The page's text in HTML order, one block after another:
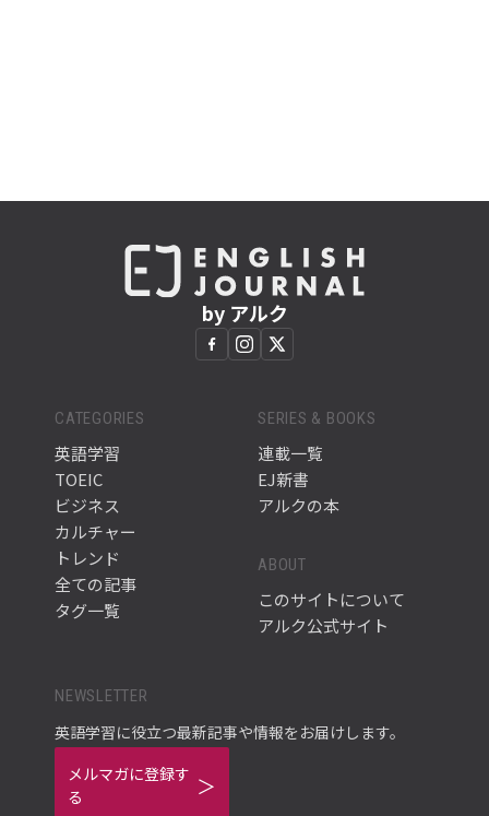
by アルク
CATEGORIES
英語学習
TOEIC
ビジネス
カルチャー
トレンド
全ての記事
タグ一覧
SERIES & BOOKS
連載一覧
EJ新書
アルクの本
ABOUT
このサイトについて
アルク公式サイト
NEWSLETTER
英語学習に役立つ最新記事や情報をお届けします。
メルマガに登録す
る